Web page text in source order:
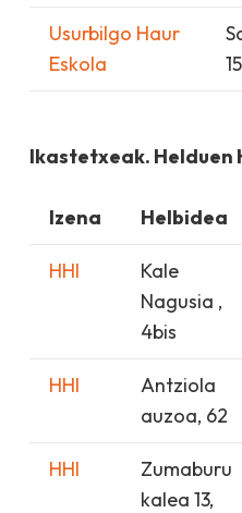
Usurbilgo Haur
Eskola
15
Ikastetxeak. Helduen
Izena Helbidea
HHI
Kale
Nagusia ,
4bis
HHI
Antziola
auzoa, 62
HHI
Zumaburu
kalea 13,